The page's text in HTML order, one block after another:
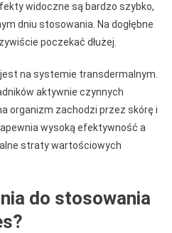
widoczne są bardzo szybko,
dniu stosowania. Na dogłębne
poczekać dłużej.
na systemie transdermalnym.
aktywnie czynnych
organizm zachodzi przez skórę i
wysoką efektywność a
straty wartościowych
do stosowania